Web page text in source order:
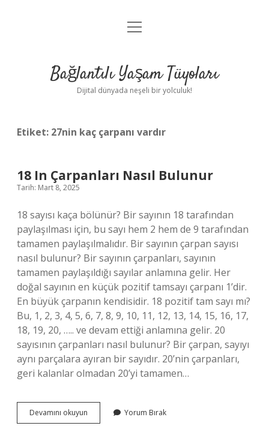
Anasayfa
Yasal Uyarı
menüyü
Bağlantılı Yaşam Tüyoları
Dijital dünyada neşeli bir yolculuk!
Etiket: 27nin kaç çarpanı vardır
18 In Çarpanları Nasıl Bulunur
Tarih: Mart 8, 2025
18 sayısı kaça bölünür? Bir sayının 18 tarafından
paylaşılması için, bu sayı hem 2 hem de 9 tarafından
tamamen paylaşılmalıdır. Bir sayının çarpan sayısı
nasıl bulunur? Bir sayının çarpanları, sayının
tamamen paylaşıldığı sayılar anlamına gelir. Her
doğal sayının en küçük pozitif tamsayı çarpanı 1’dir.
En büyük çarpanın kendisidir. 18 pozitif tam sayı mı?
Bu, 1, 2, 3, 4, 5, 6, 7, 8, 9, 10, 11, 12, 13, 14, 15, 16, 17,
18, 19, 20, ….. ve devam ettiği anlamına gelir. 20
sayısının çarpanları nasıl bulunur? Bir çarpan, sayıyı
aynı parçalara ayıran bir sayıdır. 20’nin çarpanları,
geri kalanlar olmadan 20’yi tamamen…
Devamını okuyun
In
Yorum Bırak